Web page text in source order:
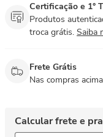
Certificação e 1°
Produtos
troca grátis. Saiba
Frete Grátis
Nas compras